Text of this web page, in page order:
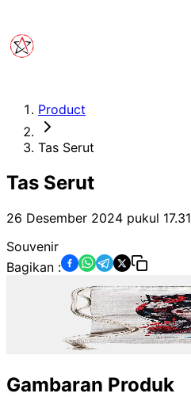
Product
Tas Serut
Tas Serut
26 Desember 2024 pukul 17.31
Souvenir
Bagikan :
Gambaran Produk